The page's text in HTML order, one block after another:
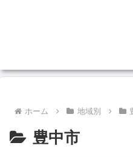
ホーム 地域別
豊中市